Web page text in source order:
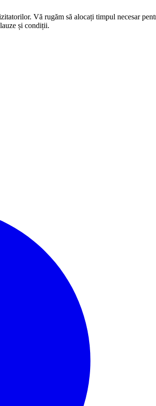
Vă rugăm să alocați timpul necesar
și condiții.